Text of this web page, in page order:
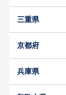
三重県
京都府
兵庫県